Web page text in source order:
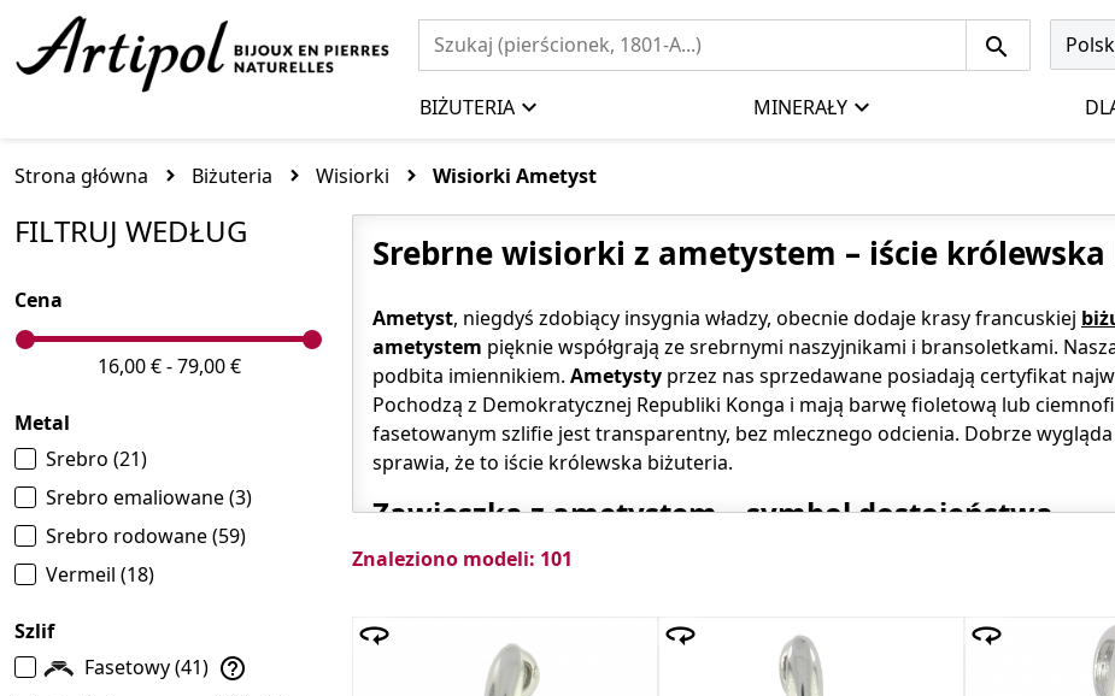
BIŻUTERIA MINERAŁY
Strona główna Biżuteria Wisiorki Wisiorki Ametyst
FILTRUJ WEDŁUG
Cena
16,00 € - 79,00 €
Metal
Srebro (21)
Srebro emaliowane(3)
Srebro rodowane(59)
Vermeil (18)
Szlif
Fasetowy(41)
Srebrne wisiorki z ametystem – iście
Ametyst, niegdyś zdobiący insygnia władzy, obecnie dodaje krasy francuskiej
ametystem pięknie współgrają ze srebrnymi naszyjnikami i bransoletkami.
podbita imiennikiem. Ametysty przez nas sprzedawane posiadają certyfikat
Pochodzą z Demokratycznej Republiki Konga i mają barwę fioletową lub
fasetowanym szlifie jest transparentny, bez mlecznego odcienia. Dobrze
sprawia, że to iście królewska biżuteria.
Zawieszka z ametystem – symbol dostojeństwa
Warto poznać symbolikę
z
Europejskie srebro 925, podbite imiennikiem gwarantującym jego jakość,
Znaleziono modeli: 101